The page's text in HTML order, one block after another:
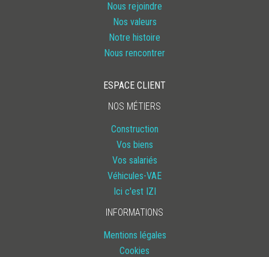
Nous rejoindre
Nos valeurs
Notre histoire
Nous rencontrer
ESPACE CLIENT
NOS MÉTIERS
Construction
Vos biens
Vos salariés
Véhicules-VAE
Ici c'est IZI
INFORMATIONS
Mentions légales
Cookies